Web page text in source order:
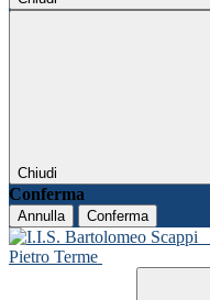
Chiudi
Conferma
Annulla Conferma
Pietro Terme